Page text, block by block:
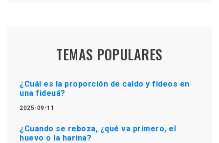
TEMAS POPULARES
¿Cuál es la proporción de caldo y fideos en
una fideuá?
2025-09-11
¿Cuando se reboza, ¿qué va primero, el
huevo o la harina?